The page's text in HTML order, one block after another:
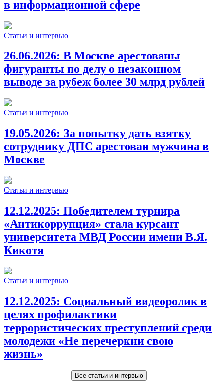
в информационной сфере
Статьи и интервью
26.06.2026: В Москве арестованы
фигуранты по делу о незаконном
выводе за рубеж более 30 млрд рублей
Статьи и интервью
19.05.2026: За попытку дать взятку
сотруднику ДПС арестован мужчина в
Москве
Статьи и интервью
12.12.2025: Победителем турнира
«Антикоррупция» стала курсант
университета МВД России имени В.Я.
Кикотя
Статьи и интервью
12.12.2025: Социальный видеоролик в
целях профилактики
террористических преступлений среди
молодежи «Не перечеркни свою
жизнь»
Все статьи и интервью